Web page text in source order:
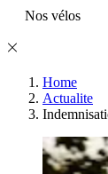
Nos vélos
Home
Actualite